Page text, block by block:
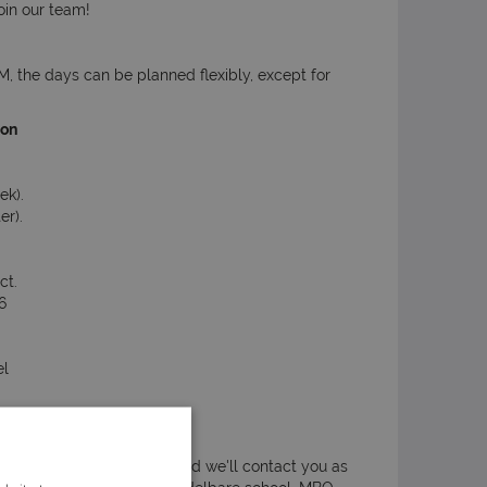
our team!
the days can be planned flexibly, except for
button 'Apply Now! and we'll contact you as